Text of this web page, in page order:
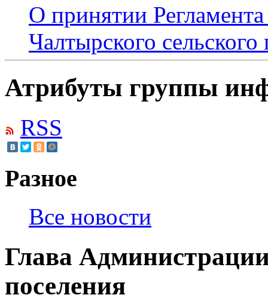
О принятии
Чалтырского сельского
Атрибуты группы
RSS
Разное
Все новости
Глава
поселения